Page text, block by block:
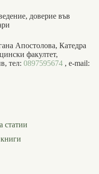
доверие във
Апостолова, Катедра
факултет,
тел: 0897595674 , e-mail:
статии